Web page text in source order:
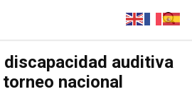
auditiva
nacional